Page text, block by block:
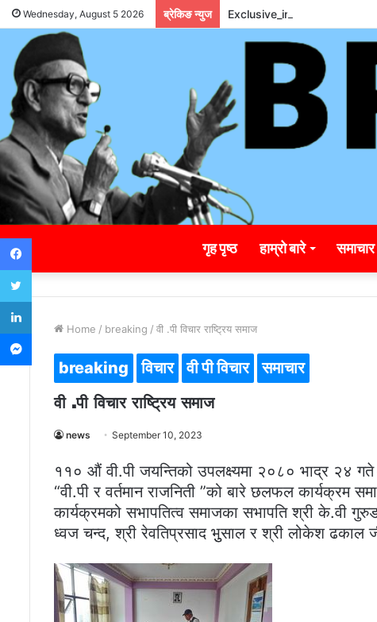
Wednesday, August 5 2026 ब्रेकिङ न्युज
गृह पृष्ठ हाम्रो बारे समाचार
Home / breaking / वी .पी विचार राष्ट्रिय समाज
breaking विचार वी पी विचार समाचार
वी .पी विचार राष्ट्रिय समाज
news September 10, 2023
११० औं वी.पी जयन्तिको उपलक्ष्यमा २०८० भाद्र २४ गते
“वी.पी र वर्तमान राजनिती ”को बारे छलफल कार्यक्रम
कार्यक्रमको सभापतित्व समाजका सभापति श्री के.वी
ध्वज चन्द, श्री रेवतिप्रसाद भुुसाल र श्री लोकेश ढकाल
Facebook
Twitter
LinkedIn
Messenger